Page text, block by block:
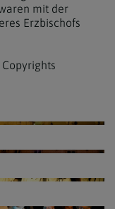
mit der
Erzbischofs